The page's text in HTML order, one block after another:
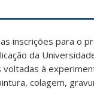
as inscrições para o
da
voltadas à
colagem,